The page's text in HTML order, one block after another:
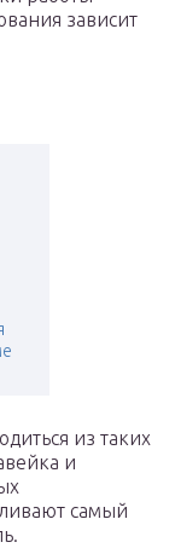
зависит
из таких
и
самый